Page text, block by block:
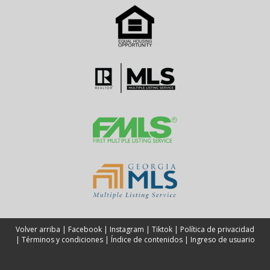
Volver arriba | Facebook | Instagram | Tiktok | Política de privacidad
| Términos y condiciones| Índice de contenidos| Ingreso de usuario